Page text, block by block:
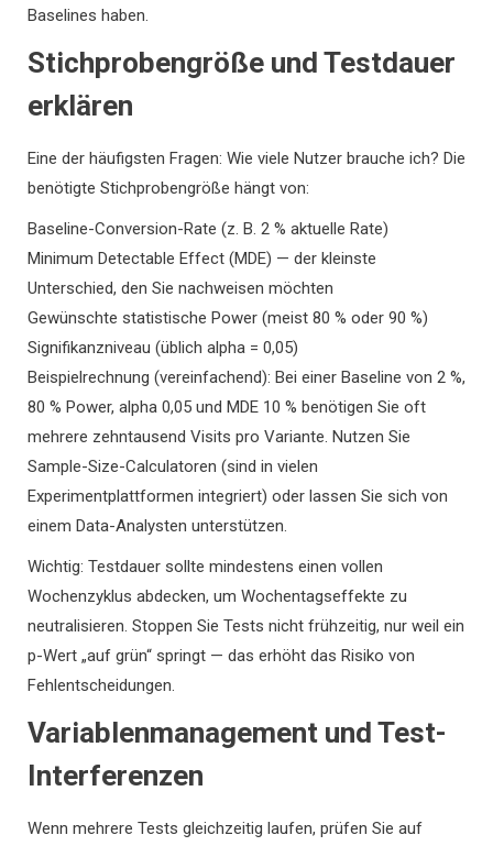
Baselines haben.
Stichprobengröße und Testdauer
erklären
Eine der häufigsten Fragen: Wie viele Nutzer brauche ich? Die
benötigte Stichprobengröße hängt von:
Baseline-Conversion-Rate (z. B. 2 % aktuelle Rate)
Minimum Detectable Effect (MDE) — der kleinste
Unterschied, den Sie nachweisen möchten
Gewünschte statistische Power (meist 80 % oder 90 %)
Signifikanzniveau (üblich alpha = 0,05)
Beispielrechnung (vereinfachend): Bei einer Baseline von 2 %,
80 % Power, alpha 0,05 und MDE 10 % benötigen Sie oft
mehrere zehntausend Visits pro Variante. Nutzen Sie
Sample-Size-Calculatoren (sind in vielen
Experimentplattformen integriert) oder lassen Sie sich von
einem Data-Analysten unterstützen.
Wichtig: Testdauer sollte mindestens einen vollen
Wochenzyklus abdecken, um Wochentagseffekte zu
neutralisieren. Stoppen Sie Tests nicht frühzeitig, nur weil ein
p-Wert „auf grün“ springt — das erhöht das Risiko von
Fehlentscheidungen.
Variablenmanagement und Test-
Interferenzen
Wenn mehrere Tests gleichzeitig laufen, prüfen Sie auf